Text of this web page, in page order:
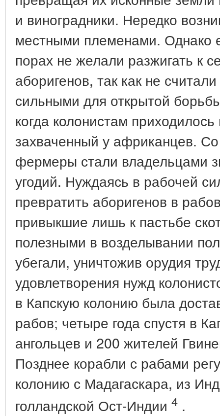
и виноградники. Нередко
местными племенами. Однако
порах не желали разжигать к
аборигенов, так как не
сильными для открытой
когда колонистам
захваченный у африканцев.
фермеры стали владельцами
угодий. Нуждаясь в рабочей
превратить аборигенов в
привыкшие лишь к пастьбе
полезными в возделывании
убегали, уничтожив орудия
удовлетворения нужд
в Капскую колонию была
рабов; четыре года спустя в
ангольцев и 200 жителей
Позднее корабли с рабами
колонию с Мадагаскара, из
голландской Ост-Индии 4 .